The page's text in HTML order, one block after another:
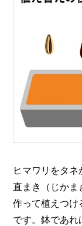
ヒマワリをタ
直まき（じかま
作って植えつ
です。鉢であ